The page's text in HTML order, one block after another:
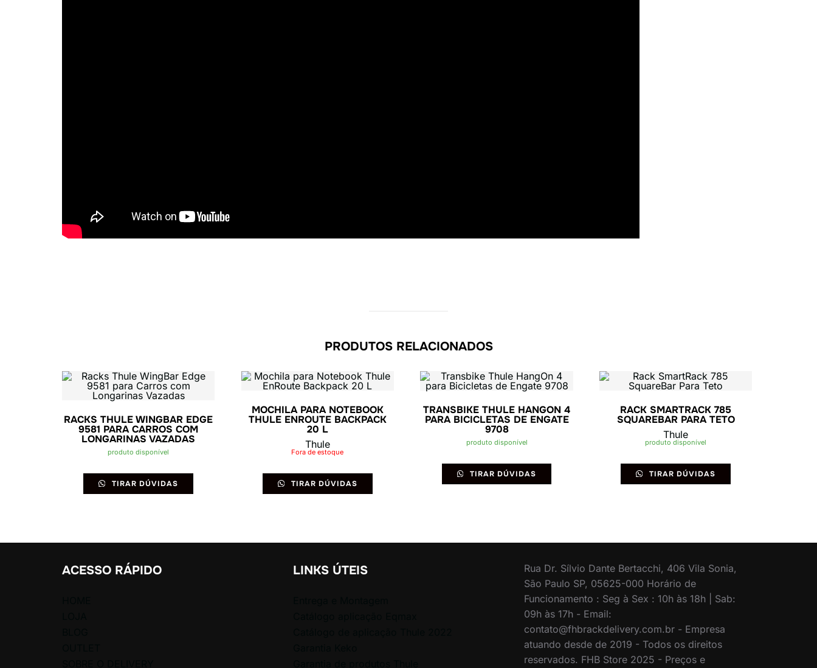
PRODUTOS RELACIONADOS
RACKS THULE WINGBAR EDGE
9581 PARA CARROS COM
LONGARINAS VAZADAS
produto disponível
TIRAR DÚVIDAS
MOCHILA PARA NOTEBOOK
THULE ENROUTE BACKPACK
20 L
Thule
Fora de estoque
TIRAR DÚVIDAS
TRANSBIKE THULE HANGON 4
PARA BICICLETAS DE ENGATE
9708
produto disponível
TIRAR DÚVIDAS
RACK SMARTRACK 785
SQUAREBAR PARA TETO
Thule
produto disponível
TIRAR DÚVIDAS
ACESSO RÁPIDO LINKS ÚTEIS
Rua Dr. Sílvio Dante Bertacchi, 406 Vila Sonia,
São Paulo SP, 05625-000 Horário de
Funcionamento : Seg à Sex : 10h às 18h | Sab:
09h às 17h - Email:
contato@fhbrackdelivery.com.br - Empresa
atuando desde de 2019 - Todos os direitos
reservados. FHB Store 2025 - Preços e